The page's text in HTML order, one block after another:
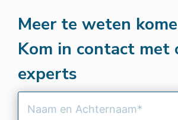
Meer te weten
Kom in contact met
experts
en